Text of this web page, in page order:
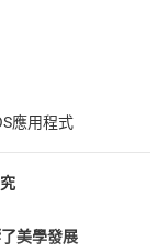
應用程式
美學發展